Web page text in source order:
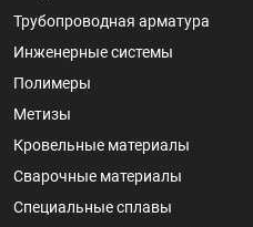
Трубопроводная арматура
Инженерные системы
Полимеры
Метизы
Кровельные материалы
Сварочные материалы
Специальные сплавы